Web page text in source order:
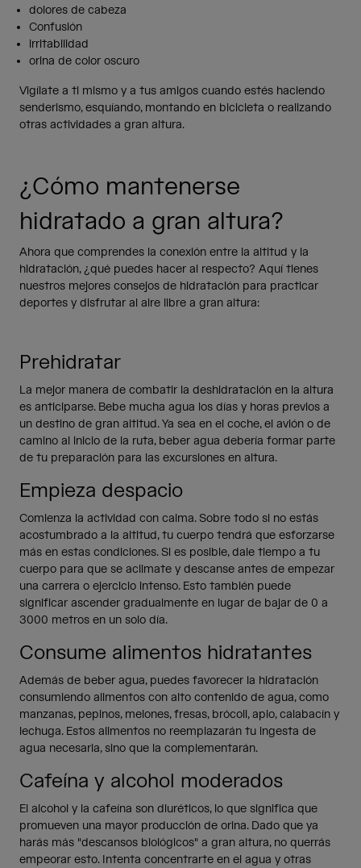
dolores de cabeza
Confusión
irritabilidad
orina de color oscuro
Vigílate a ti mismo y a tus amigos cuando estés haciendo
senderismo, esquíando, montando en bicicleta o realizando
otras actividades a gran altura.
¿Cómo mantenerse
hidratado a gran altura?
Ahora que comprendes la conexión entre la altitud y la
hidratación, ¿qué puedes hacer al respecto? Aquí tienes
nuestros mejores consejos de hidratación para practicar
deportes y disfrutar al aire libre a gran altura:
Prehidratar
La mejor manera de combatir la deshidratación en la altura
es anticiparse. Bebe mucha agua los días y horas previos a
un destino de gran altitud. Ya sea en el coche, el avión o de
camino al inicio de la ruta, beber agua debería formar parte
de tu preparación para las excursiones en altura.
Empieza despacio
Comienza la actividad con calma. Sobre todo si no estás
acostumbrado a la altitud, tu cuerpo tendrá que esforzarse
más en estas condiciones. Si es posible, dale tiempo a tu
cuerpo para que se aclimate y descanse antes de empezar
una carrera o ejercicio intenso. Esto también puede
significar ascender gradualmente en lugar de bajar de 0 a
3000 metros en un solo día.
Consume alimentos hidratantes
Además de beber agua, puedes favorecer la hidratación
consumiendo alimentos con alto contenido de agua, como
manzanas, pepinos, melones, fresas, brócoli, apio, calabacín y
lechuga. Estos alimentos no reemplazarán tu ingesta de
agua necesaria, sino que la complementarán.
Cafeína y alcohol moderados
El alcohol y la cafeína son diuréticos, lo que significa que
promueven una mayor producción de orina. Dado que ya
harás más "descansos biológicos" a gran altura, no querrás
empeorar esto. Intenta concentrarte en el agua y otras